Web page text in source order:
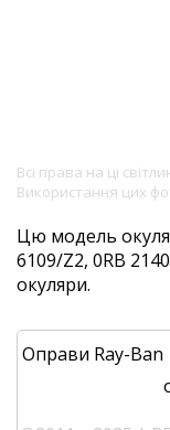
Всі права на ці
Використання цих
Цю модель
6109/Z2, 0RB
окуляри.
Оправи Ray-Ban